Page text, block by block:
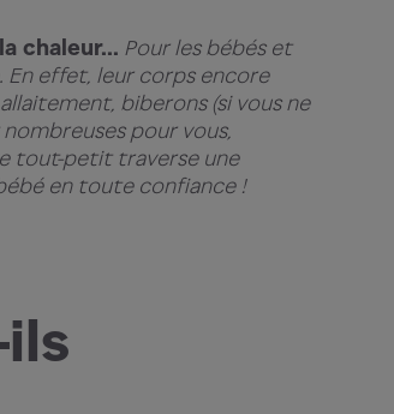
chaleur... Pour les bébés et
En effet, leur corps encore
biberons (si vous ne
pour vous,
tout-petit traverse une
en toute confiance !